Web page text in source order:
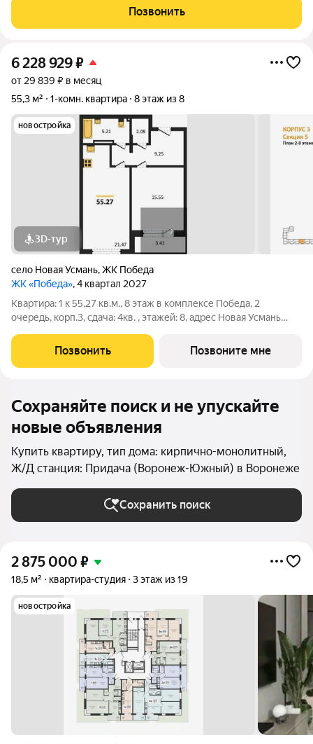
дом; не планирует вкладывать деньги в ремонт; ценит
удобную транспортную развязку; ищет
Позвонить
6 228 929₽
от 29 839 ₽ в месяц
55,3 м²
1-комн. квартира 8 этаж из 8
новостройка
3D-тур
село Новая Усмань,ЖК Победа
ЖК «Победа», 4 квартал 2027
Квартира: 1 к 55,27 кв.м., 8 этаж в комплексе Победа, 2
очередь, корп.3, сдача: 4кв. , этажей: 8, адрес Новая Усмань
Позвонить Позвоните мне
Сохраняйте поиск и не упускайте
новые объявления
Купить квартиру, тип дома: кирпично-монолитный,
Ж/Д станция: Придача (Воронеж-Южный) в Воронеже
Сохранить поиск
2 875 000 ₽
18,5 м² квартира-студия 3 этаж из 19
новостройка